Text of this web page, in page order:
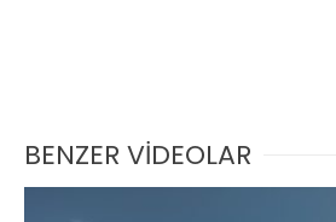
BENZER VİDEOLAR